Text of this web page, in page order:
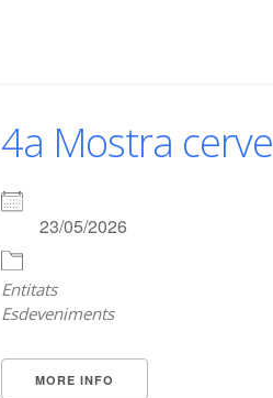
4a Mostra
23/05/2026
Entitats
Esdeveniments
MORE INFO